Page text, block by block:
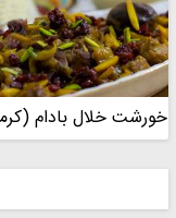
خورشت خلال بادام